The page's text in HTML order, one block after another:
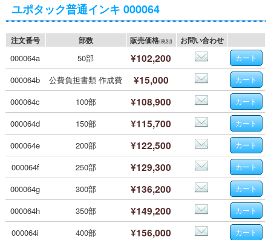
ユポタック普通インキ 000064
注文番号 部数 販売価格(税別) お問い合わせ
000064a 50部 ¥102,200
000064b 公費負担書類 作成費 ¥15,000
000064c 100部 ¥108,900
000064d 150部 ¥115,700
000064e 200部 ¥122,500
000064f 250部 ¥129,300
000064g 300部 ¥136,200
000064h 350部 ¥149,200
000064i 400部 ¥156,000